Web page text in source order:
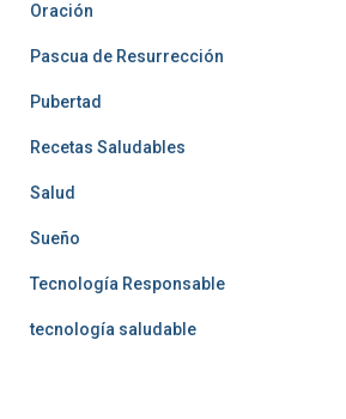
Oración
Pascua de Resurrección
Pubertad
Recetas Saludables
Salud
Sueño
Tecnología Responsable
tecnología saludable